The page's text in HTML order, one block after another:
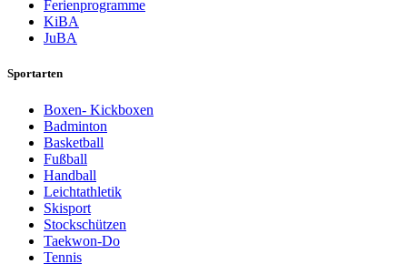
Ferienprogramme
KiBA
JuBA
Sportarten
Boxen- Kickboxen
Badminton
Basketball
Fußball
Handball
Leichtathletik
Skisport
Stockschützen
Taekwon-Do
Tennis